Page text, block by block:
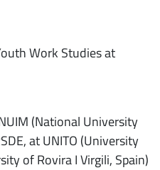
Work Studies at
(National University
at UNITO (University
of Rovira I Virgili, Spain)